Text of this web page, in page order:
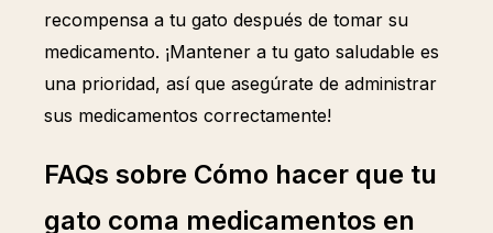
recompensa a tu gato después de tomar su
medicamento. ¡Mantener a tu gato saludable es
una prioridad, así que asegúrate de administrar
sus medicamentos correctamente!
FAQs sobre Cómo hacer que tu
gato coma medicamentos en